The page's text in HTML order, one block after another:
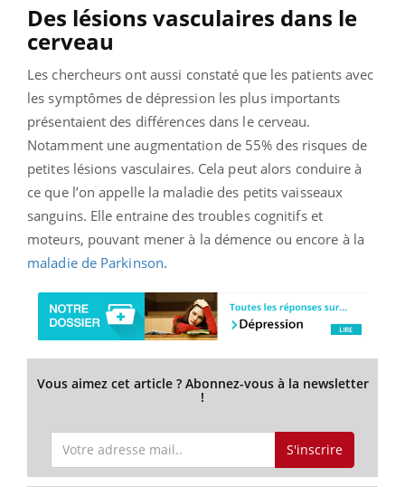
Des lésions vasculaires dans le
cerveau
Les chercheurs ont aussi constaté que les patients avec
les symptômes de dépression les plus importants
présentaient des différences dans le cerveau.
Notamment une augmentation de 55% des risques de
petites lésions vasculaires. Cela peut alors conduire à
ce que l’on appelle la maladie des petits vaisseaux
sanguins. Elle entraine des troubles cognitifs et
moteurs, pouvant mener à la démence ou encore à la
maladie de Parkinson.
Vous aimez cet article ? Abonnez-vous à la newsletter
!
S'inscrire